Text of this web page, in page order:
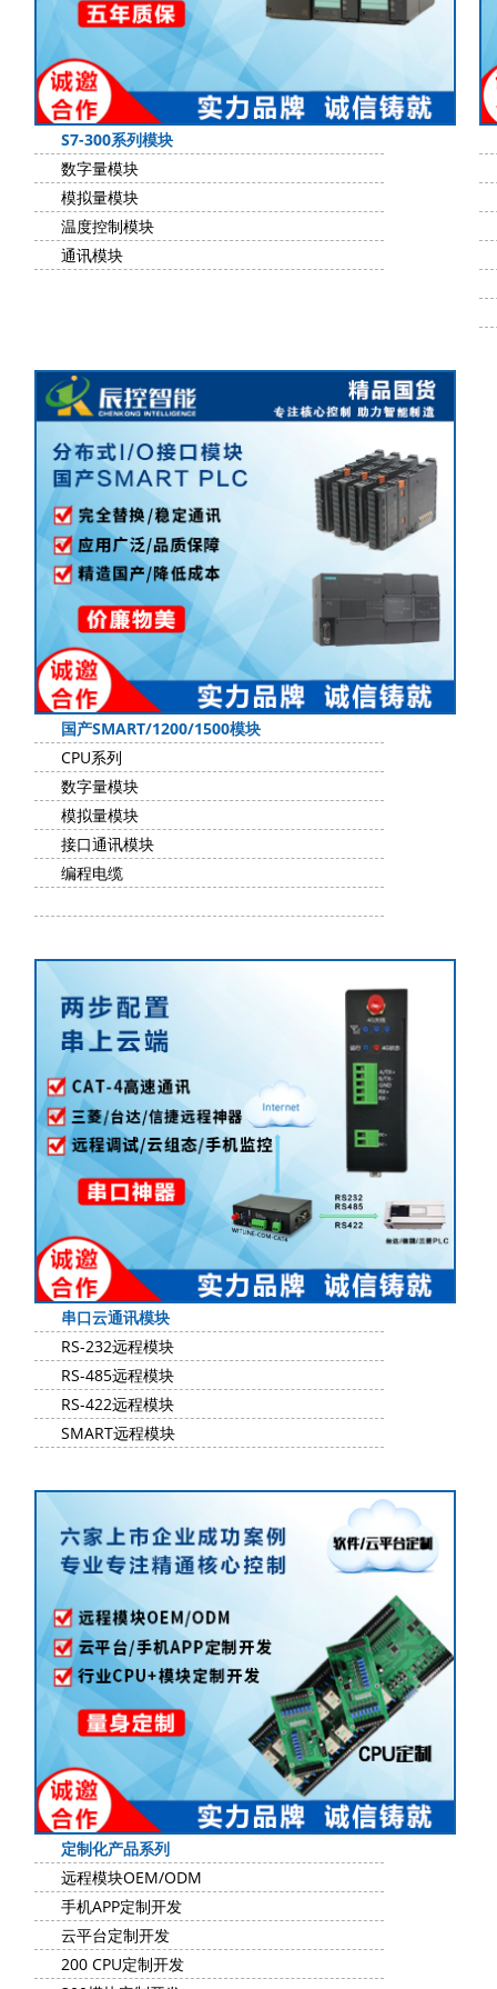
S7-300系列模块
数字量模块
模拟量模块
温度控制模块
通讯模块
国产SMART/1200/1500模块
CPU系列
数字量模块
模拟量模块
接口通讯模块
编程电缆
串口云通讯模块
RS-232远程模块
RS-485远程模块
RS-422远程模块
SMART远程模块
定制化产品系列
远程模块OEM/ODM
手机APP定制开发
云平台定制开发
200 CPU定制开发